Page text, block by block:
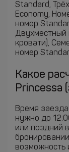
Standard,
Economy,
номер
Двухместный
кровати),
номер
Какое
Princessa
Время
нужно до
или поздний
возможность